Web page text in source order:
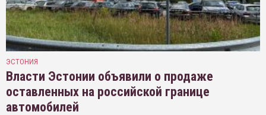
ЭСТОНИЯ
Власти Эстонии объявили о продаже
оставленных на российской границе
автомобилей